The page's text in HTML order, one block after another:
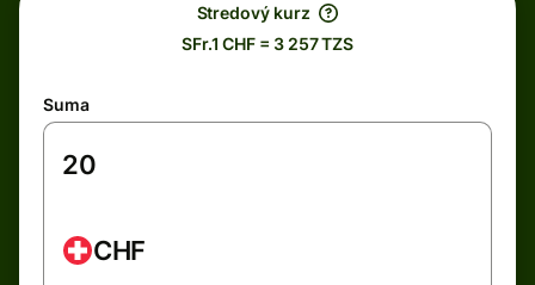
Stredový kurz
SFr.1 CHF = 3 257 TZS
Suma
CHF